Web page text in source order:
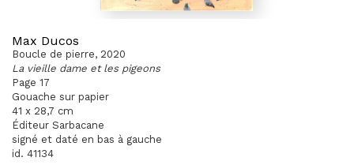
Max Ducos
Boucle de pierre, 2020
La vieille dame et les pigeons
Page 17
Gouache sur papier
41 x 28,7 cm
Éditeur Sarbacane
signé et daté en bas à gauche
id. 41134